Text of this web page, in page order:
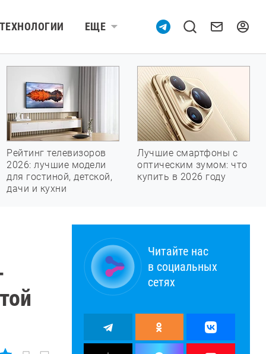
ТЕХНОЛОГИИ ЕЩЕ
Рейтинг телевизоров
2026: лучшие модели
для гостиной, детской,
дачи и кухни
Лучшие смартфоны с
оптическим зумом: что
купить в 2026 году
Читайте нас
в социальных
сетях